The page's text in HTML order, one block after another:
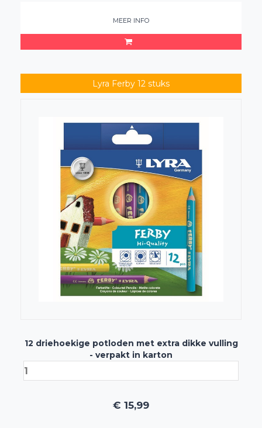
MEER INFO
Lyra Ferby 12 stuks
12 driehoekige potloden met extra dikke vulling
- verpakt in karton
€ 15,99